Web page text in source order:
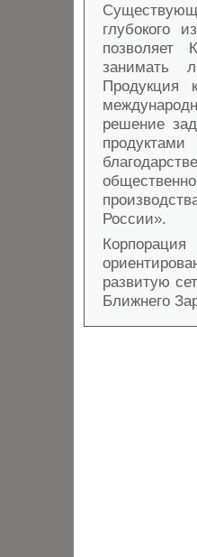
глубокого
позволяет
занимать
Продукция
решение
России».
развитую
Ближнего